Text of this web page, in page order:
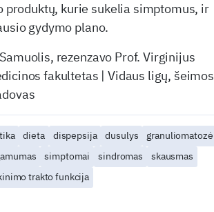
kurie sukelia simptomus, ir
gydymo plano.
rezenzavo Prof. Virginijus
fakultetas | Vidaus ligų, šeimos
dieta dispepsija dusulys
granuliomatozė
simptomai sindromas
skausmas
trakto funkcija